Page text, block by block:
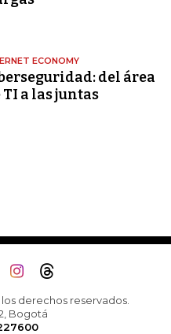
ECONOMY
del área
TI a las juntas
derechos reservados.
Bogotá